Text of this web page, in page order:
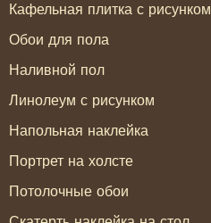
Кафельная плитка с рисунком
Обои для пола
Наливной пол
Линолеум с рисунком
Напольная наклейка
Портрет на холсте
Потолочные обои